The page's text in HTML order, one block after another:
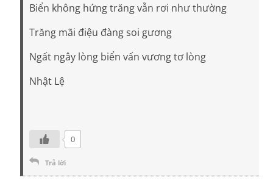
Biển không hứng trăng vẫn rơi như thường
Trăng mãi điệu đàng soi gương
Ngất ngây lòng biển vấn vương tơ lòng
Nhật Lệ
0
Trả lời